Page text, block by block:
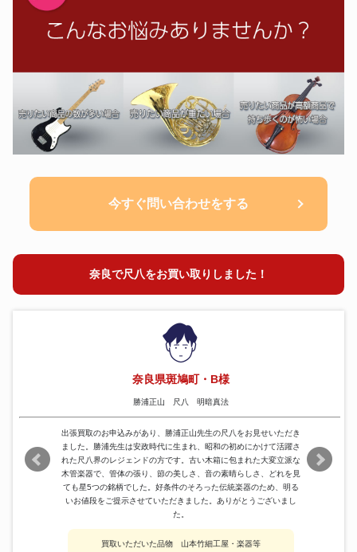
今すぐ問い合わせをする
奈良で尺八をお買い取りしました！
奈良県斑鳩町・B様
勝浦正山 尺八 明暗真法
出張買取のお申込みがあり、勝浦正山先生の尺八をお見せいただき
ました。勝浦先生は安政時代に生まれ、昭和の初めにかけて活躍さ
れた尺八界のレジェンドの方です。古い木箱に包まれた大変立派な
木管楽器で、管体の張り、節の美しさ、音の素晴らしさ、どれを見
ても星5つの銘柄でした。好条件のそろった伝統楽器のため、明る
いお値段をご提示させていただきました。ありがとうございまし
た。
買取いただいた品物 山本竹細工屋・楽器等